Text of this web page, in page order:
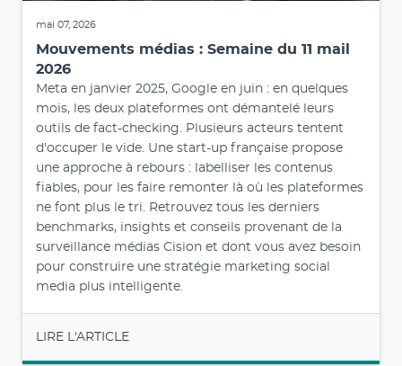
mai 07, 2026
Mouvements médias : Semaine du 11 mail
2026
Meta en janvier 2025, Google en juin : en quelques
mois, les deux plateformes ont démantelé leurs
outils de fact-checking. Plusieurs acteurs tentent
d'occuper le vide. Une start-up française propose
une approche à rebours : labelliser les contenus
fiables, pour les faire remonter là où les plateformes
ne font plus le tri. Retrouvez tous les derniers
benchmarks, insights et conseils provenant de la
surveillance médias Cision et dont vous avez besoin
pour construire une stratégie marketing social
media plus intelligente.
LIRE L'ARTICLE